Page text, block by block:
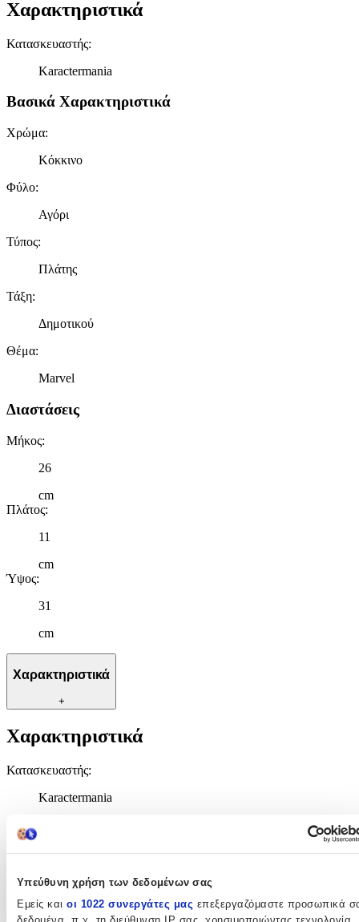
Υπεύθυνη χρήση των δεδομένων σας
Εμείς και οι 1022 συνεργάτες μας επεξεργαζόμαστε προσωπικά
Χαρακτηριστικά
Κατασκευαστής:
Karactermania
Βασικά Χαρακτηριστικά
Χρώμα:
Κόκκινο
Φύλο:
Αγόρι
Τύπος:
Πλάτης
Τάξη:
Δημοτικού
Θέμα:
Marvel
Διαστάσεις
Μήκος:
26
cm
Πλάτος:
11
cm
Ύψος:
31
cm
Χαρακτηριστικά
+
Χαρακτηριστικά
Κατασκευαστής:
Karactermania
Βασικά Χαρακτηριστικά
Κόκκινο
Φύλο